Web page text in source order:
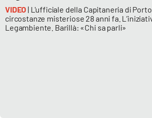
VIDEO| L'ufficiale della Capitaneria di
circostanze misteriose 28 anni fa.
Legambiente. Barillà: «Chi sa parli»